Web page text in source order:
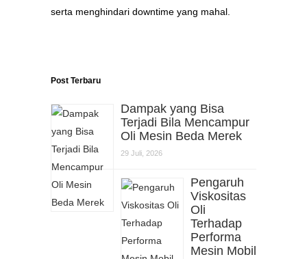
serta menghindari downtime yang mahal.
Post Terbaru
Dampak yang Bisa
Terjadi Bila Mencampur
Oli Mesin Beda Merek
29 Juli, 2026
Pengaruh
Viskositas
Oli
Terhadap
Performa
Mesin Mobil